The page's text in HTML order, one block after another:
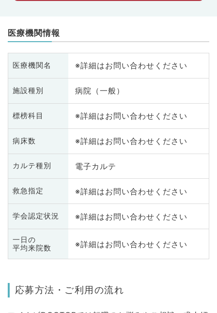
医療機関情報
医療機関名 ※詳細はお問い合わせください
施設種別 病院（一般）
標榜科目 ※詳細はお問い合わせください
病床数 ※詳細はお問い合わせください
カルテ種別 電子カルテ
救急指定 ※詳細はお問い合わせください
学会認定状況 ※詳細はお問い合わせください
一日の
平均来院数
※詳細はお問い合わせください
応募方法・ご利用の流れ